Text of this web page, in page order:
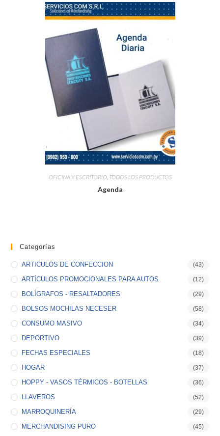
OFICINA Y ESCRITORIO, TODOS LOS PRODUCTOS
Agenda
Categorías
ARTICULOS DE CONFECCION (43)
ARTÍCULOS PROMOCIONALES PARA AUTOS (12)
BOLÍGRAFOS - RESALTADORES (29)
BOLSOS MOCHILAS NECESER (58)
CONSUMO MASIVO (34)
DEPORTIVO (39)
FECHAS ESPECIALES (18)
HOGAR (37)
HOPPY - VASOS TÉRMICOS - BOTELLAS (36)
LLAVEROS (52)
MARROQUINERÍA (29)
MERCHANDISING PURO (45)